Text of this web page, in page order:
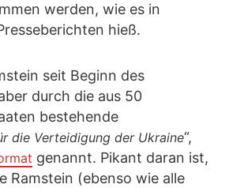
werden, wie es in
hieß.
seit Beginn des
durch die aus 50
bestehende
die Verteidigung der Ukraine“,
genannt. Pikant daran ist,
Ramstein (ebenso wie alle